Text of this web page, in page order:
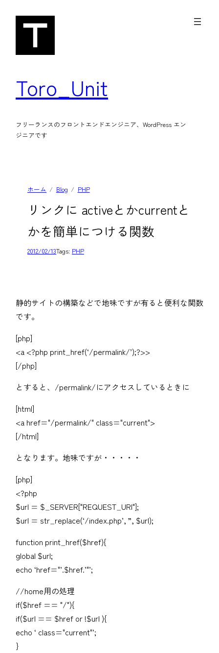
Toro_Unit
フリーランスのフロントエンドエンジニア、WordPress エン
ジニアです
ホーム Blog PHP
リンクに activeとかcurrentと
かを簡単につける関数
2012/02/13Tags: PHP
静的サイトの構築などで地味ですが有ると便利な関数
です。
[php]
<a <?php print_href(‘/permalink/’);?>>
[/php]
とすると、/permalink/にアクセスしているときに
[html]
<a href="/permalink/" class="current">
[/html]
となります。地味ですが・・・・・
[php]
<?php
$url = $_SERVER["REQUEST_URI"];
$url = str_replace(‘/index.php’, ”, $url);
function print_href($href){
global $url;
echo ‘href="’.$href.’"’;
//home用の処理
if($href == "/"){
if($url == $href or !$url ){
echo ‘ class="current"’;
}